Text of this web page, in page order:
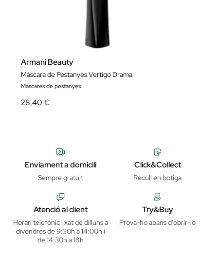
Armani Beauty
Màscara de Pestanyes Vertigo Drama
Màscares de pestanyes
28,40 €
Enviament a domicili
Sempre gratuit
Click&Collect
Recull en botiga
Atenció al client
Horari telefònic i xat de dilluns a
divendres de 9:30h a 14:00h i
de 14:30h a 18h
Try&Buy
Prova-ho abans d'obrir-lo